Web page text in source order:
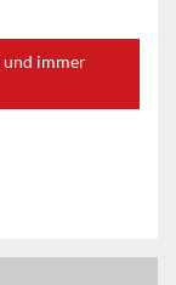
und immer